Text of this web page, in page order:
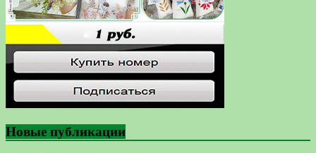
Новые публикации